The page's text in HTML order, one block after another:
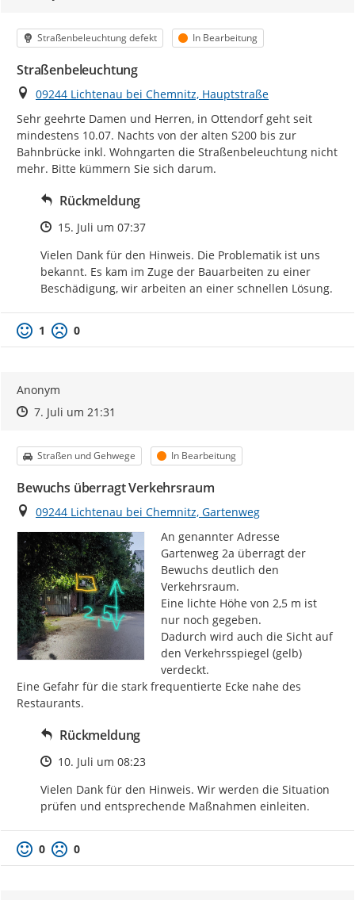
Kategorie
Straßenbeleuchtung defekt Status
In Bearbeitung
Straßenbeleuchtung
Ort
09244 Lichtenau bei Chemnitz, Hauptstraße
Sehr geehrte Damen und Herren, in Ottendorf geht seit
mindestens 10.07. Nachts von der alten S200 bis zur
Bahnbrücke inkl. Wohngarten die Straßenbeleuchtung nicht
mehr. Bitte kümmern Sie sich darum.
Rückmeldung
Zeitpunkt des Erstellens
15. Juli um 07:37
Vielen Dank für den Hinweis. Die Problematik ist uns
bekannt. Es kam im Zuge der Bauarbeiten zu einer
Beschädigung, wir arbeiten an einer schnellen Lösung.
1 0
Anonym
Zeitpunkt des Erstellens
Zeitpunkt des Erstellens
7. Juli um 21:31
Kategorie
Straßen und Gehwege Status
In Bearbeitung
Bewuchs überragt Verkehrsraum
Ort
09244 Lichtenau bei Chemnitz, Gartenweg
An genannter Adresse
Gartenweg 2a überragt der
Bewuchs deutlich den
Verkehrsraum.
Eine lichte Höhe von 2,5 m ist
nur noch gegeben.
Dadurch wird auch die Sicht auf
den Verkehrsspiegel (gelb)
verdeckt.
Eine Gefahr für die stark frequentierte Ecke nahe des
Restaurants.
Rückmeldung
Zeitpunkt des Erstellens
10. Juli um 08:23
Vielen Dank für den Hinweis. Wir werden die Situation
prüfen und entsprechende Maßnahmen einleiten.
0 0